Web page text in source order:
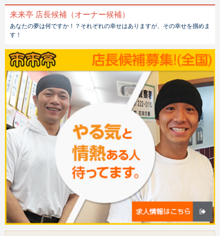
来来亭 店長候補（オーナー候補）
あなたの夢は何ですか！？それぞれの幸せはありますが、その幸せを掴めま
す！